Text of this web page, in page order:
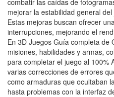
mejorar la estabilidad general del
Estas mejoras buscan ofrecer
interrupciones, mejorando el
En 3D Juegos Guía completa de
misiones, habilidades y armas,
para completar el juego al 100%
varias correcciones de errores
como armaduras que ocultaban
hasta problemas con la interfaz